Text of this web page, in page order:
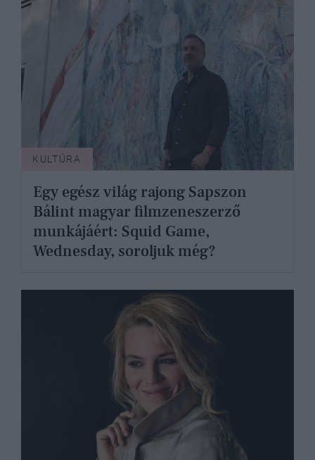
KULTÚRA
Egy egész világ rajong Sapszon
Bálint magyar filmzeneszerző
munkájáért: Squid Game,
Wednesday, soroljuk még?